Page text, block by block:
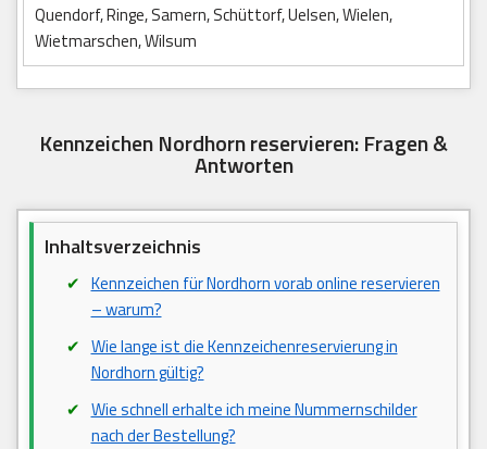
Quendorf, Ringe, Samern, Schüttorf, Uelsen, Wielen,
Wietmarschen, Wilsum
Kennzeichen Nordhorn reservieren: Fragen &
Antworten
Inhaltsverzeichnis
Kennzeichen für Nordhorn vorab online reservieren
– warum?
Wie lange ist die Kennzeichenreservierung in
Nordhorn gültig?
Wie schnell erhalte ich meine Nummernschilder
nach der Bestellung?